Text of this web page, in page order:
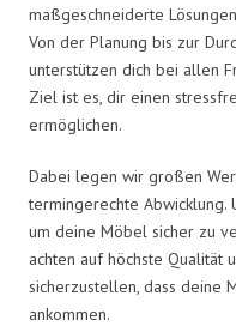
maßgeschneiderte
Von der Planung bis zur
unterstützen dich bei allen
Ziel ist es, dir einen
ermöglichen.
Dabei legen wir großen
termingerechte Abwicklung.
um deine Möbel sicher zu
achten auf höchste Qualität
sicherzustellen, dass deine
ankommen.